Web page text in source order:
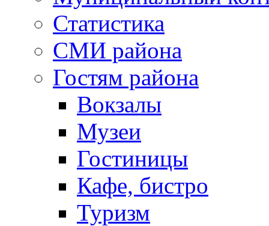
Статистика
СМИ района
Гостям района
Вокзалы
Музеи
Гостиницы
Кафе, бистро
Туризм